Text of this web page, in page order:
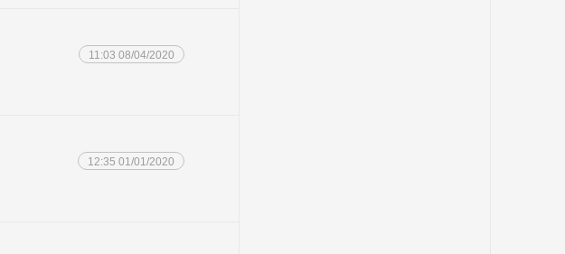
11:03 08/04/2020
12:35 01/01/2020